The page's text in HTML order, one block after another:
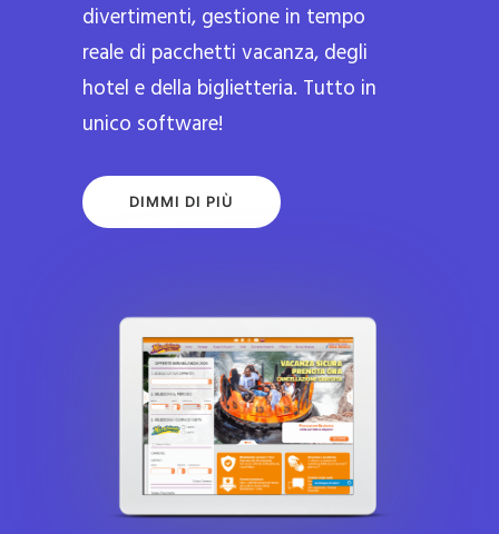
divertimenti, gestione in tempo
reale di pacchetti vacanza, degli
hotel e della biglietteria. Tutto in
unico software!
DIMMI DI PIÙ